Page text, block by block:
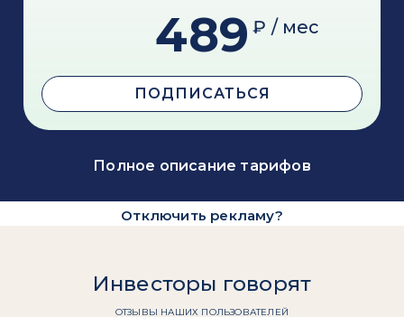
489 ₽ / мес
ПОДПИСАТЬСЯ
Полное описание тарифов
Отключить рекламу?
Инвесторы говорят
ОТЗЫВЫ НАШИХ ПОЛЬЗОВАТЕЛЕЙ